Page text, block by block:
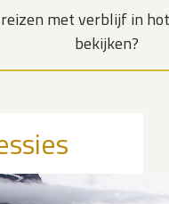
met verblijf in
bekijken?